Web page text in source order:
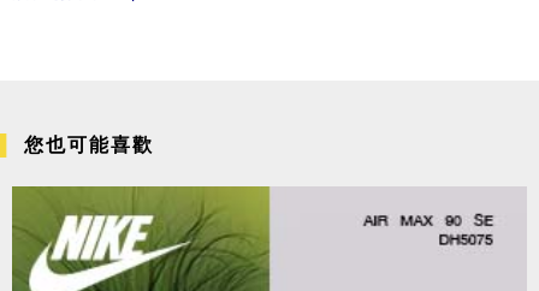
您也可能喜歡